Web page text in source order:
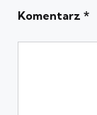
Komentarz *